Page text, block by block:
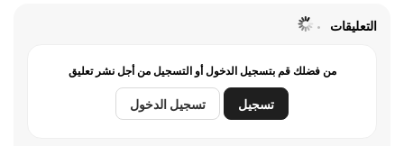
التعليقات
من فضلك قم بتسجيل الدخول أو التسجيل من أجل نشر تعليق
تسجيل تسجيل الدخول